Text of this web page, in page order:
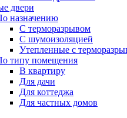
двери
назначению
С терморазрывом
С шумоизоляцией
Утепленные с
типу помещения
В квартиру
Для дачи
Для коттеджа
Для частных домов